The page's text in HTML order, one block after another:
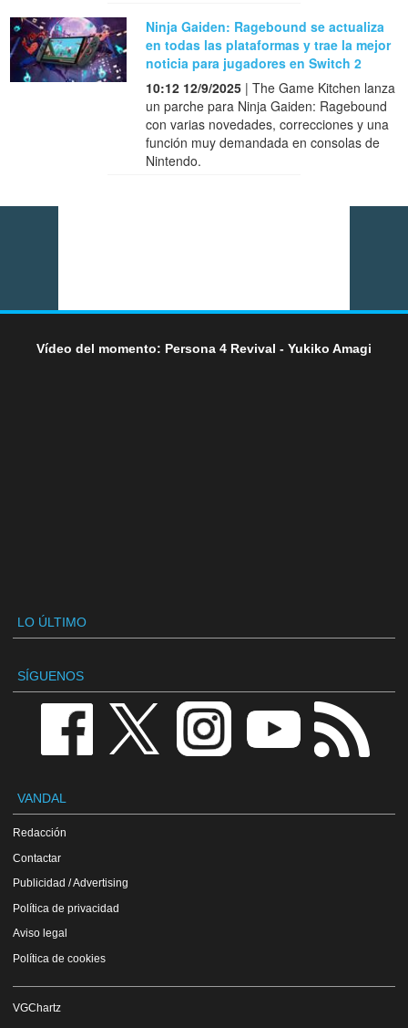
Ninja Gaiden: Ragebound se actualiza
en todas las plataformas y trae la mejor
noticia para jugadores en Switch 2
10:12 12/9/2025 | The Game Kitchen lanza
un parche para Ninja Gaiden: Ragebound
con varias novedades, correcciones y una
función muy demandada en consolas de
Nintendo.
Vídeo del momento: Persona 4 Revival - Yukiko Amagi
LO ÚLTIMO
SÍGUENOS
VANDAL
Redacción
Contactar
Publicidad / Advertising
Política de privacidad
Aviso legal
Política de cookies
VGChartz